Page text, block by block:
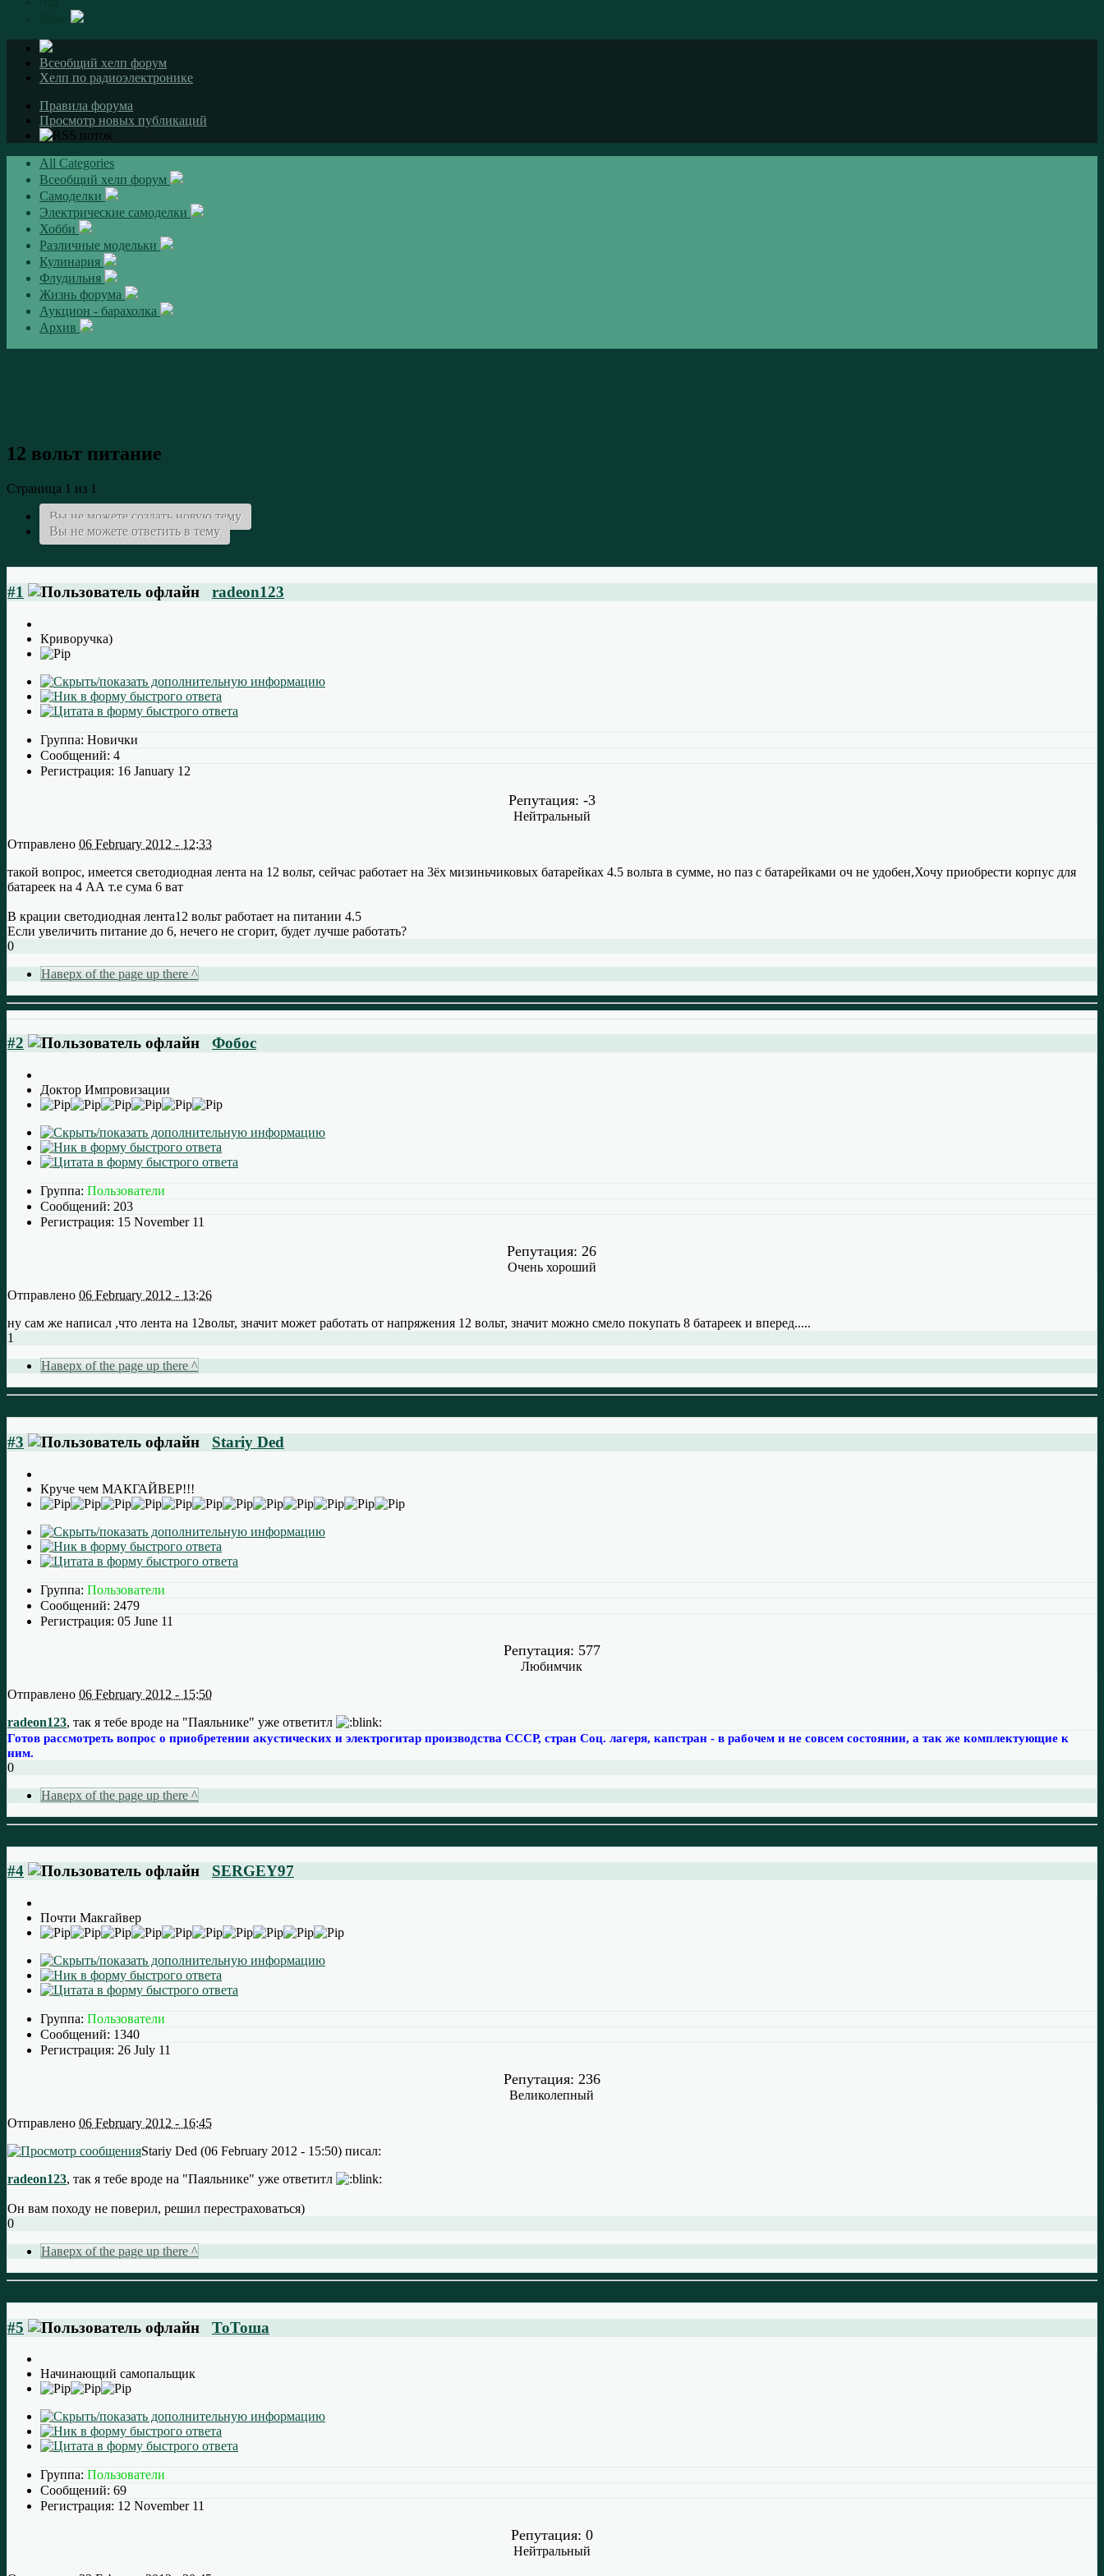
Всеобщий хелп форум
Хелп по радиоэлектронике
Правила форума
Просмотр новых публикаций
All Categories
Всеобщий хелп форум
Самоделки
Электрические самоделки
Хобби
Различные модельки
Кулинария
Флудильня
Жизнь форума
Аукцион - барахолка
Архив
12 вольт питание
Страница 1 из 1
Вы не можете создать новую тему
Вы не можете ответить в тему
#1 radeon123
Криворучка)
Группа: Новички
Сообщений: 4
Регистрация: 16 January 12
Репутация: -3
Нейтральный
Отправлено 06 February 2012 - 12:33
такой вопрос, имеется светодиодная лента на 12 вольт, сейчас работает на 3ёх мизиньчиковых батарейках 4.5 вольта в сумме, но паз с батарейками оч не удобен,Хочу приобрести корпус для
батареек на 4 АА т.е сума 6 ват
В крации светодиодная лента12 вольт работает на питании 4.5
Если увеличить питание до 6, нечего не сгорит, будет лучше работать?
0
Наверх of the page up there ^
#2 Фобос
Доктор Импровизации
Группа: Пользователи
Сообщений: 203
Регистрация: 15 November 11
Репутация: 26
Очень хороший
Отправлено 06 February 2012 - 13:26
ну сам же написал ,что лента на 12вольт, значит может работать от напряжения 12 вольт, значит можно смело покупать 8 батареек и вперед.....
1
Наверх of the page up there ^
#3 Stariy Ded
Круче чем МАКГАЙВЕР!!!
Группа: Пользователи
Сообщений: 2479
Регистрация: 05 June 11
Репутация: 577
Любимчик
Отправлено 06 February 2012 - 15:50
radeon123, так я тебе вроде на "Паяльнике" уже ответитл
Готов рассмотреть вопрос о приобретении акустических и электрогитар производства СССР, стран Соц. лагеря, капстран - в рабочем и не совсем состоянии, а так же комплектующие к
ним.
0
Наверх of the page up there ^
#4 SERGEY97
Почти Макгайвер
Группа: Пользователи
Сообщений: 1340
Регистрация: 26 July 11
Репутация: 236
Великолепный
Отправлено 06 February 2012 - 16:45
Stariy Ded (06 February 2012 - 15:50) писал:
radeon123, так я тебе вроде на "Паяльнике" уже ответитл
Он вам походу не поверил, решил перестраховаться)
0
Наверх of the page up there ^
#5 ТоТоша
Начинающий самопальщик
Группа: Пользователи
Сообщений: 69
Регистрация: 12 November 11
Репутация: 0
Нейтральный